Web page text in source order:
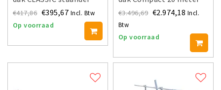
€417,86 €395,67 Incl. Btw
Op voorraad
€3.496,69 €2.974,18 Incl.
Btw
Op voorraad